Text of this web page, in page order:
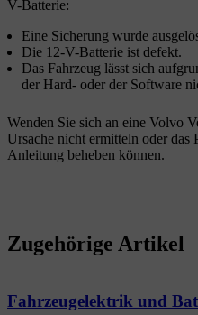
V-Batterie:
Eine Sicherung wurde
Die 12-V-Batterie ist defekt.
Das Fahrzeug lässt sich
der Hard- oder der Software
Wenden Sie sich an eine Volvo
Ursache nicht ermitteln oder
Anleitung beheben können.
Zugehörige Artikel
Fahrzeugelektrik und